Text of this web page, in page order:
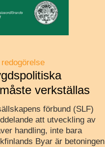
verkställas
förbund (SLF)
att utveckling av
handling, inte bara
Byar är betoningen